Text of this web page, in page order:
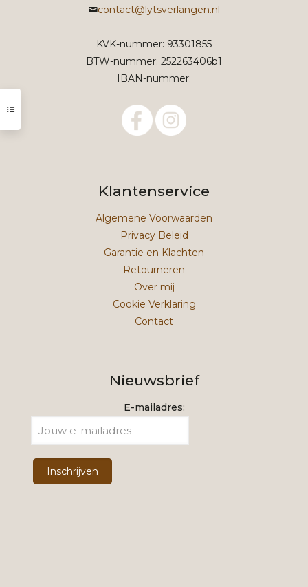
contact@lytsverlangen.nl
KVK-nummer: 93301855
BTW-nummer: 252263406b1
IBAN-nummer:
Klantenservice
Algemene Voorwaarden
Privacy Beleid
Garantie en Klachten
Retourneren
Over mij
Cookie Verklaring
Contact
Nieuwsbrief
E-mailadres: